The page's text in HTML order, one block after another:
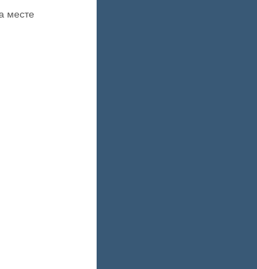
месте